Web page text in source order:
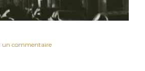
un commentaire